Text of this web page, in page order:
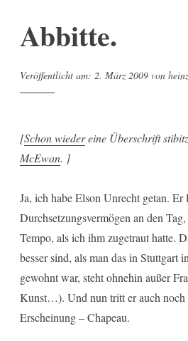
Abbitte.
Veröffentlicht am: 2. März 2009 von
[Schon wiedereine Überschrift
McEwan. ]
Ja, ich habe Elson Unrecht getan. Er
Durchsetzungsvermögen an den
Tempo, als ich ihm zugetraut hatte.
besser sind, als man das in Stuttgart
gewohnt war, steht ohnehin außer
Kunst…). Und nun tritt er auch noch
Erscheinung – Chapeau.